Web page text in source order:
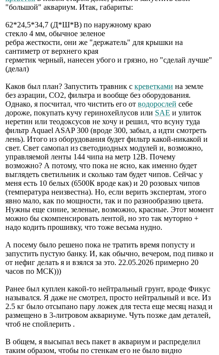
"большой" аквариум. Итак, габариты:
62*24,5*34,7 (Д*Ш*В) по наружному краю
стекло 4 мм, обычное зеленое
ребра жесткости, они же "держатель" для крышки на
сантиметр от верхнего края
герметик черный, нанесен убого и грязно, но "сделай лучше"
(делал)
Каков был план? Запустить травник с креветками на земле
без аэрации, СО2, фильтра и вообще без оборудования.
Однако, я посчитал, что чистить его от водорослей себе
дороже, покупать кучу геринохейлусов или SAE и улиток
неретин или теодоксусов не хочу и решил, что всуну туда
фильтр Aquael ASAP 300 (вроде 300, забыл, а идти смотреть
лень). Итого из оборудования будет фильтр какой-никакой и
свет. Свет самопал из светодиодных модулей и, возможно,
управляемой ленты 144 чипа на метр 12В. Почему
возможно? А потому, что пока не ясно, как именно будет
выглядеть светильник и сколько там будет чипов. Сейчас у
меня есть 10 белых (6500К вроде как) и 20 розовых чипов
(температура неизвестна). Но, если верить экспертам, этого
явно мало, как по мощности, так и по разнообразию цвета.
Нужны еще синие, зеленые, возможно, красные. Этот момент
можно бы скомпенсировать лентой, но это так муторно +
надо кодить прошивку, что тоже весьма нудно.
А посему было решено пока не тратить время попусту и
запустить пустую банку. И, как обычно, вечером, под пивко и
от нефиг делать я и взялся за это. 22.05.2026 примерно 20
часов по МСК)))
Ранее был куплен какой-то нейтральный грунт, вроде Фикус
назывался. Я даже не смотрел, просто нейтральный и все. Из
2.5 кг было отсыпано пару ложек для теста еще месяц назад и
размещено в 3-литровом аквариуме. Чуть позже дам деталей,
чтоб не спойлерить .
В общем, я высыпал весь пакет в аквариум и распределил
таким образом, чтобы по стенкам его не было видно